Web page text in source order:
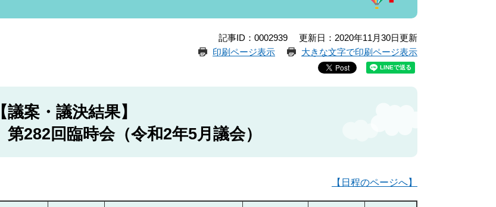
記事ID：0002939
更新日：2020年11月30日更新
印刷ページ表示
大きな文字で印刷ページ表示
【議案・議決結果】
第282回臨時会（令和2年5月議会）
【日程のページへ】